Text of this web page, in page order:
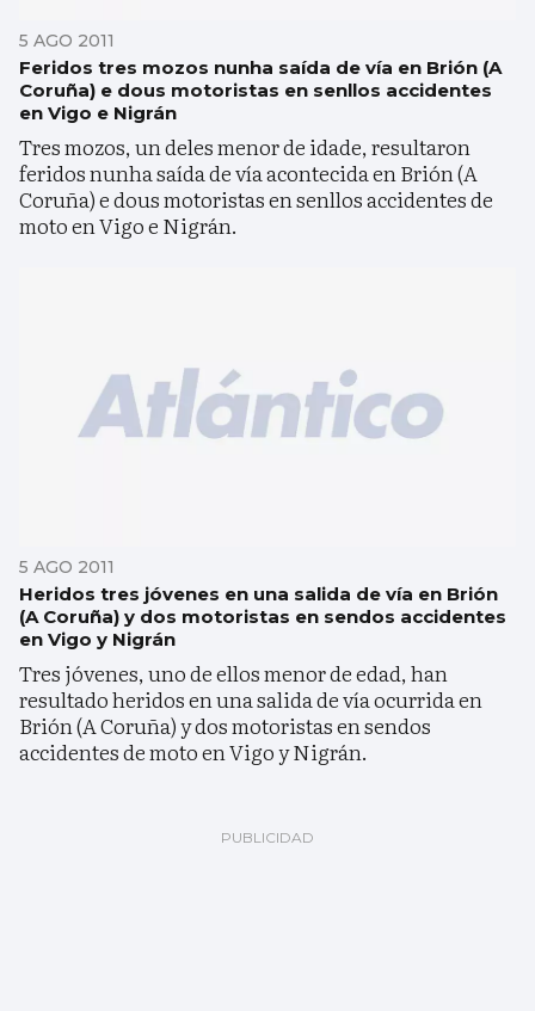
5 AGO 2011
Feridos tres mozos nunha saída de vía en Brión (A
Coruña) e dous motoristas en senllos accidentes
en Vigo e Nigrán
Tres mozos, un deles menor de idade, resultaron
feridos nunha saída de vía acontecida en Brión (A
Coruña) e dous motoristas en senllos accidentes de
moto en Vigo e Nigrán.
5 AGO 2011
Heridos tres jóvenes en una salida de vía en Brión
(A Coruña) y dos motoristas en sendos accidentes
en Vigo y Nigrán
Tres jóvenes, uno de ellos menor de edad, han
resultado heridos en una salida de vía ocurrida en
Brión (A Coruña) y dos motoristas en sendos
accidentes de moto en Vigo y Nigrán.